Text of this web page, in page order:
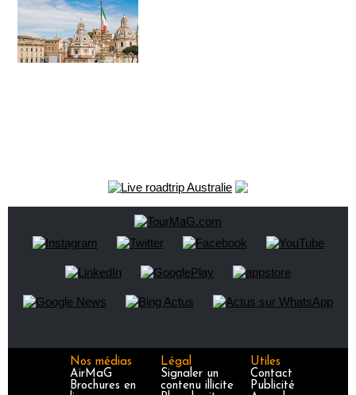
Nos médias
AirMaG
Brochures en
Légal
Signaler un
contenu illicite
Utiles
Contact
Publicité